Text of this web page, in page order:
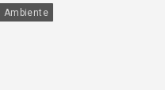
Ambiente